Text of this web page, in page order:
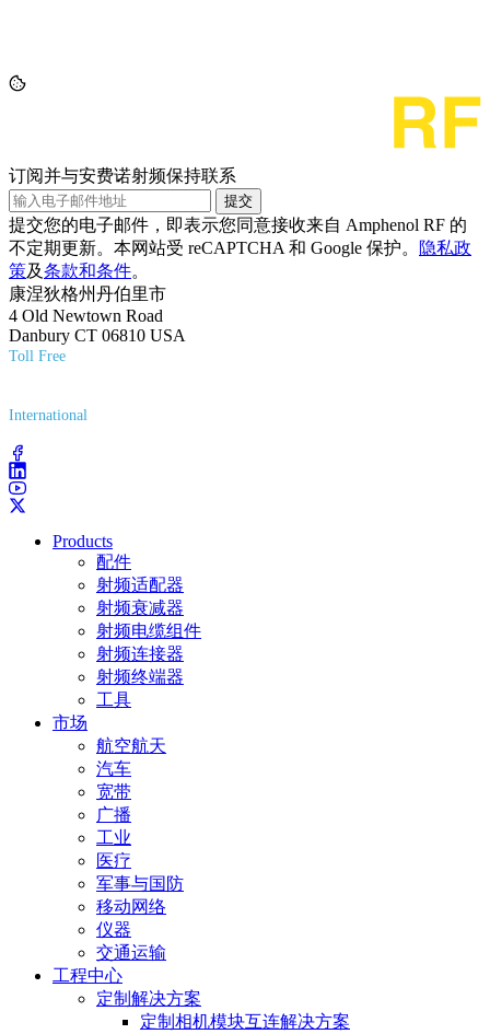
订阅并与安费诺射频保持联系
提交
提交您的电子邮件，即表示您同意接收来自 Amphenol RF 的
不定期更新。本网站受 reCAPTCHA 和 Google 保护。
隐私政
策及条款和条件。
康涅狄格州丹伯里市
4 Old Newtown Road
Danbury CT 06810 USA
Toll Free
International
Products
配件
射频适配器
射频衰减器
射频电缆组件
射频连接器
射频终端器
工具
市场
航空航天
汽车
宽带
广播
工业
医疗
军事与国防
移动网络
仪器
交通运输
工程中心
定制解决方案
定制相机模块互连解决方案